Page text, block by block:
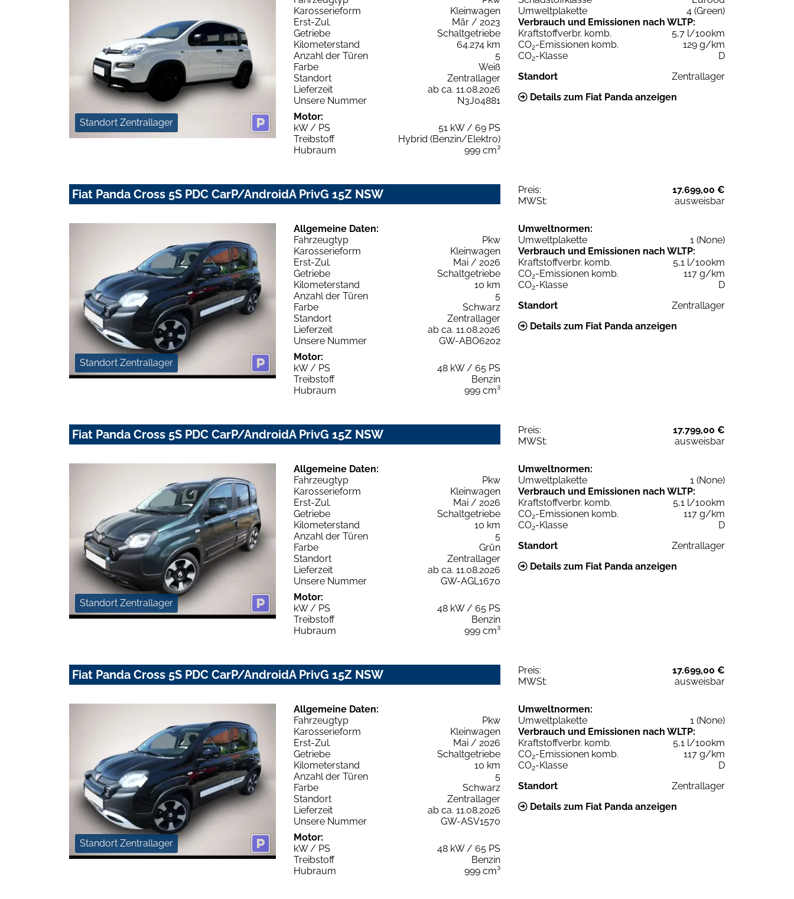
Standort Zentrallager
Karosserieform
Kleinwagen
Erst-Zul.
Mär / 2023
Getriebe
Schaltgetriebe
Kilometerstand
64.274 km
Anzahl der Türen
5
Farbe
Weiß
Standort
Zentrallager
Lieferzeit
ab ca. 11.08.2026
Unsere Nummer
N3J04881
Motor:
kW / PS
51 kW / 69 PS
Treibstoff
Hybrid (Benzin/Elektro)
Hubraum
999 cm³
Umweltplakette
4 (Green)
Verbrauch und Emissionen nach WLTP:
Kraftstoffverbr. komb.
5,7 l/100km
CO2-Emissionen komb.
129 g/km
CO2-Klasse
D
Standort
Zentrallager
Details zum Fiat Panda anzeigen
Fiat Panda Cross 5S PDC CarP/AndroidA PrivG 15Z NSW Preis:
17.699,00 €
MWSt:
ausweisbar
Standort Zentrallager
Allgemeine Daten:
Fahrzeugtyp
Pkw
Karosserieform
Kleinwagen
Erst-Zul.
Mai / 2026
Getriebe
Schaltgetriebe
Kilometerstand
10 km
Anzahl der Türen
5
Farbe
Schwarz
Standort
Zentrallager
Lieferzeit
ab ca. 11.08.2026
Unsere Nummer
GW-ABO6202
Motor:
kW / PS
48 kW / 65 PS
Treibstoff
Benzin
Hubraum
999 cm³
Umweltnormen:
Umweltplakette
1 (None)
Verbrauch und Emissionen nach WLTP:
Kraftstoffverbr. komb.
5,1 l/100km
CO2-Emissionen komb.
117 g/km
CO2-Klasse
D
Standort
Zentrallager
Details zum Fiat Panda anzeigen
Fiat Panda Cross 5S PDC CarP/AndroidA PrivG 15Z NSW Preis:
17.799,00 €
MWSt:
ausweisbar
Standort Zentrallager
Allgemeine Daten:
Fahrzeugtyp
Pkw
Karosserieform
Kleinwagen
Erst-Zul.
Mai / 2026
Getriebe
Schaltgetriebe
Kilometerstand
10 km
Anzahl der Türen
5
Farbe
Grün
Standort
Zentrallager
Lieferzeit
ab ca. 11.08.2026
Unsere Nummer
GW-AGL1670
Motor:
kW / PS
48 kW / 65 PS
Treibstoff
Benzin
Hubraum
999 cm³
Umweltnormen:
Umweltplakette
1 (None)
Verbrauch und Emissionen nach WLTP:
Kraftstoffverbr. komb.
5,1 l/100km
CO2-Emissionen komb.
117 g/km
CO2-Klasse
D
Standort
Zentrallager
Details zum Fiat Panda anzeigen
Fiat Panda Cross 5S PDC CarP/AndroidA PrivG 15Z NSW Preis:
17.699,00 €
MWSt:
ausweisbar
Standort Zentrallager
Allgemeine Daten:
Fahrzeugtyp
Pkw
Karosserieform
Kleinwagen
Erst-Zul.
Mai / 2026
Getriebe
Schaltgetriebe
Kilometerstand
10 km
Anzahl der Türen
5
Farbe
Schwarz
Standort
Zentrallager
Lieferzeit
ab ca. 11.08.2026
Unsere Nummer
GW-ASV1570
Motor:
kW / PS
48 kW / 65 PS
Treibstoff
Benzin
Hubraum
999 cm³
Umweltnormen:
Umweltplakette
1 (None)
Verbrauch und Emissionen nach WLTP:
Kraftstoffverbr. komb.
5,1 l/100km
CO2-Emissionen komb.
117 g/km
CO2-Klasse
D
Standort
Zentrallager
Details zum Fiat Panda anzeigen